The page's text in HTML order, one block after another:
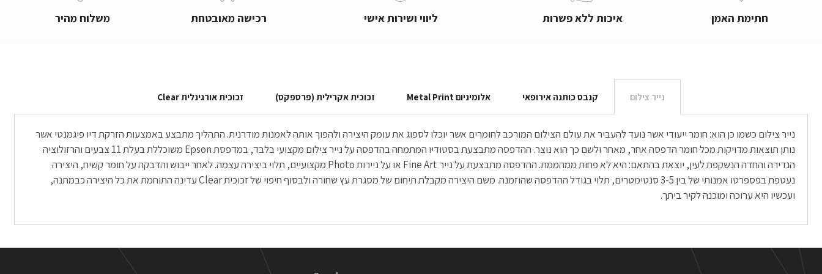
חתימת האמן איכות ללא פשרות ליווי ושירות אישי רכישה מאובטחת משלוח מהיר
נייר צילום קנבס כותנה אירופאי אלומיניום Metal Print זכוכית אקרילית (פרספקס) זכוכית אורגינלית Clear
נייר צילום כשמו כן הוא: חומר ייעודי אשר נועד להעביר את עולם הצילום המורכב לחומרים אשר יוכלו לספוג את עומק היצירה ולהפוך אותה לאמנות מודרנית. התהליך מתבצע באמצעות הזרקת דיו פיגמנטי אשר
נותן תוצאות מדויקות מכל חומר הדפסה אחר, מאחר ולשם כך הוא נוצר. ההדפסה מתבצעת בסטודיו המתמחה בהדפסה על נייר צילום מקצועי בלבד, במדפסת Epson משוכללת בעלת 11 צבעים והרזולוציה
הנדירה והחדה הנשקפת לעין, יוצאת בהתאם: היא לא פחות ממהממת. ההדפסה מתבצעת על נייר Fine Art או על ניירות Photo מקצועיים, תלוי ביצירה עצמה. לאחר ייבוש והדבקה על חומר קשיח, היצירה
נעטפת בפספרטו אמנותי של בין 3-5 סנטימטרים, תלוי בגודל ההדפסה שהוזמנה. משם היצירה מקבלת תיחום של מסגרת עץ שחורה ולבסוף חיפוי של זכוכית Clear עדינה התוחמת את כל היצירה כבמתנה,
ועכשיו היא ערוכה ומוכנה לקיר ביתך.